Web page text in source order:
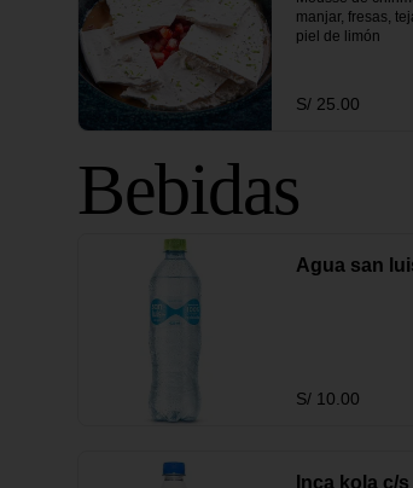
manjar, fresas,
piel de limón
S/ 25.00
Bebidas
Agua san
S/ 10.00
Inca kola c/